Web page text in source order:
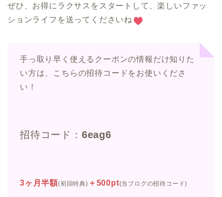
ぜひ、お得にラクサスをスタートして、楽しいファッ
ションライフを送ってくださいね
手っ取り早く使えるクーポンの情報だけ知りた
い方は、こちらの招待コードをお使いくださ
い！
招待コード： 6eag6
3ヶ月半額(初回特典) ＋500pt(当ブログの招待コード)